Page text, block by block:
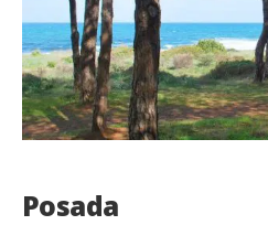
Posada